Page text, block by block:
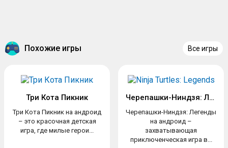
Похожие игры Все игры
Три Кота Пикник
Три Кота Пикник на андроид
– это красочная детская
игра, где милые герои...
Черепашки-Ниндзя: Легенды
Черепашки-Ниндзя: Легенды
на андроид –
захватывающая
приключенческая игра в...